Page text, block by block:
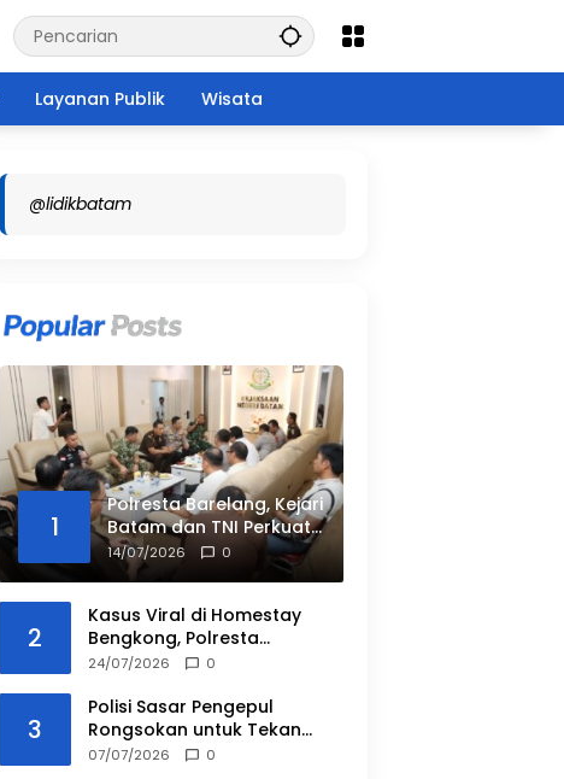
Layanan Publik Wisata
@lidikbatam
1
Polresta Barelang, Kejari
Batam dan TNI Perkuat
Sinergi Penegakan
Hukum
14/07/2026 0
2
Kasus Viral di Homestay
Bengkong, Polresta
Barelang Ungkap Hasil
Perkara
24/07/2026 0
3
Polisi Sasar Pengepul
Rongsokan untuk Tekan
Pencurian Fasilitas Umum di
07/07/2026 0